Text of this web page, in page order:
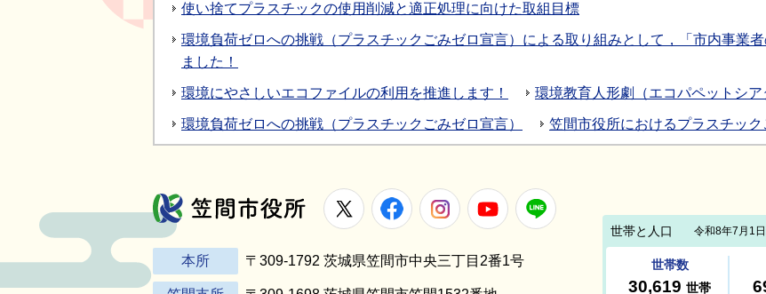
使い捨てプラスチックの使用削減と適正処理に向けた取組目標
環境負荷ゼロへの挑戦（プラスチックごみゼロ宣言）による取り組みとして，「市内事業
ました！
環境にやさしいエコファイルの利用を推進します！ 環境教育人形劇（エコパペットシ
環境負荷ゼロへの挑戦（プラスチックごみゼロ宣言） 笠間市役所におけるプラスチッ
笠間市役所
X FacebookInstagramYoutube
本所 〒309-1792 茨城県笠間市中央三丁目2番1号